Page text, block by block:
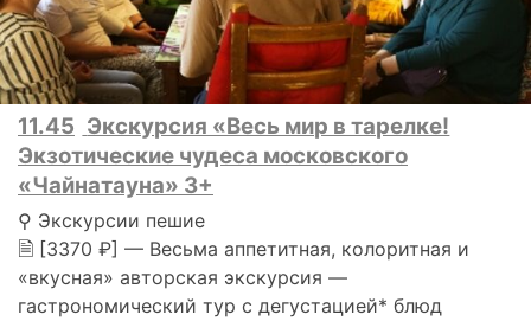
11.45 Экскурсия «Весь мир в тарелке!
Экзотические чудеса московского
«Чайнатауна» 3+
⚲ Экскурсии пешие
🗎 [3370 ₽] — Весьма аппетитная, колоритная и
«вкусная» авторская экскурсия —
гастрономический тур с дегустацией* блюд